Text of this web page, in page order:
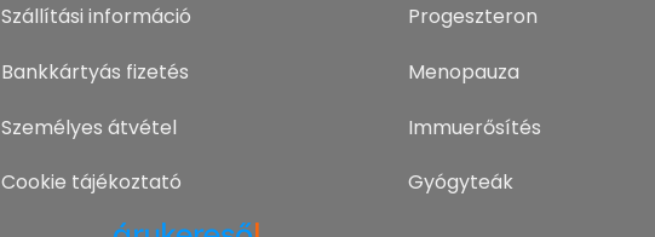
Szállítási információ
Bankkártyás fizetés
Személyes átvétel
Cookie tájékoztató
Progeszteron
Menopauza
Immuerősítés
Gyógyteák